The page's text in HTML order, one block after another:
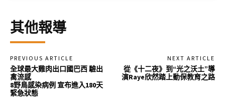
其他報導
PREVIOUS ARTICLE
全球最大雞肉出口國巴西 驗出
禽流感
8野鳥感染病例 宣布進入180天
緊急狀態
NEXT ARTICLE
從《十二夜》到“光之沃土”導
演Raye欣然踏上動保教育之路